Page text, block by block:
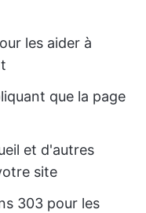
les aider à
que la page
et d'autres
site
303 pour les